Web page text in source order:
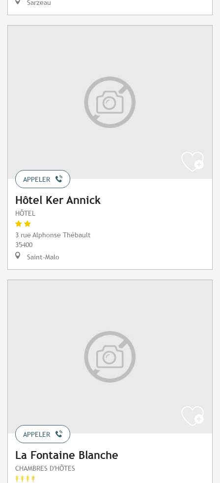
Sarzeau
APPELER
Hôtel Ker Annick
HÔTEL
3 rue Alphonse Thébault
35400
Saint-Malo
APPELER
La Fontaine Blanche
CHAMBRES D'HÔTES